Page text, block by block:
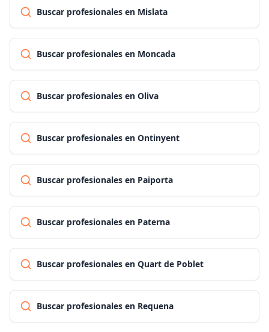
Buscar profesionales en Mislata
Buscar profesionales en Moncada
Buscar profesionales en Oliva
Buscar profesionales en Ontinyent
Buscar profesionales en Paiporta
Buscar profesionales en Paterna
Buscar profesionales en Quart de Poblet
Buscar profesionales en Requena